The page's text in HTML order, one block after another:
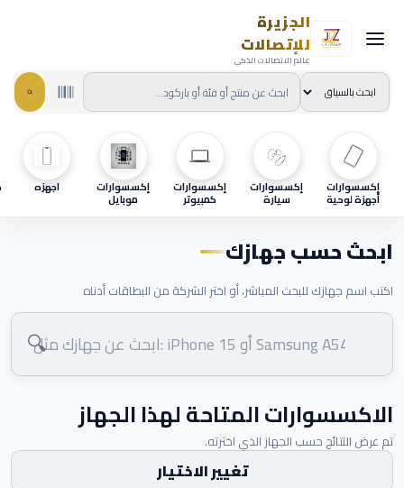
الجزيرة
للإتصالات
عالم الاتصالات الذكي
إكسسوارات
أجهزة لوحية
إكسسوارات
سيارة
إكسسوارات
كمبيوتر
إكسسوارات
موبايل
اجهزه
ابحث حسب جهازك
اكتب اسم جهازك للبحث المباشر، أو اختر الشركة من البطاقات أدناه
🔍
الاكسسوارات المتاحة لهذا الجهاز
تم عرض النتائج حسب الجهاز الذي اخترته.
تغيير الاختيار